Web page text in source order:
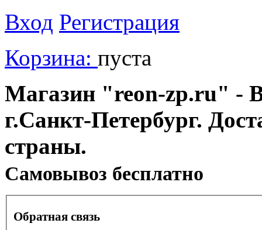
Вход Регистрация
Корзина: пуста
Магазин "reon-zp.ru" -
г.Санкт-Петербург.
страны.
Cамовывоз бесплатно
Обратная связь